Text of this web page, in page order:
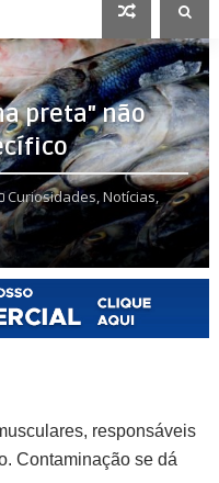
preta" não
Curiosidades,Notícias,
responsáveis
Contaminação se dá